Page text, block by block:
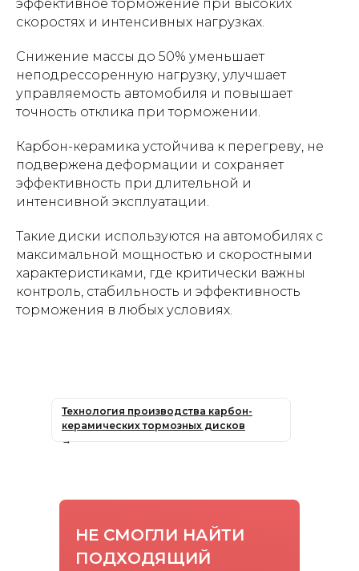
эффективное торможение при высоких
скоростях и интенсивных нагрузках.
Снижение массы до 50% уменьшает
неподрессоренную нагрузку, улучшает
управляемость автомобиля и повышает
точность отклика при торможении.
Карбон-керамика устойчива к перегреву, не
подвержена деформации и сохраняет
эффективность при длительной и
интенсивной эксплуатации.
Такие диски используются на автомобилях с
максимальной мощностью и скоростными
характеристиками, где критически важны
контроль, стабильность и эффективность
торможения в любых условиях.
Технология производства карбон-
керамических тормозных дисков
→
НЕ СМОГЛИ НАЙТИ
ПОДХОДЯЩИЙ